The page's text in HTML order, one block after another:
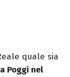
quale sia
Poggi nel